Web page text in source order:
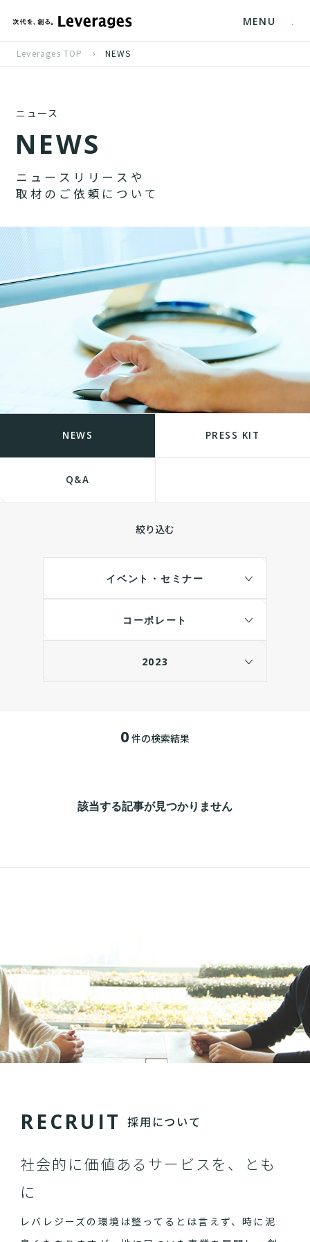
MENU
Leverages TOP NEWS
ニュース
NEWS
ニ ュ ー ス リ リ ー ス や
取 材 の ご 依 頼 に つ い て
NEWS PRESS KIT
Q&A
絞り込む
イベント・セミナー
コーポレート
2023
0 件の検索結果
該当する記事が見つかりません
RECRU IT 採用について
社会的に価値あるサービスを、とも
に
レバレジーズの環境は整ってるとは言えず、時に泥